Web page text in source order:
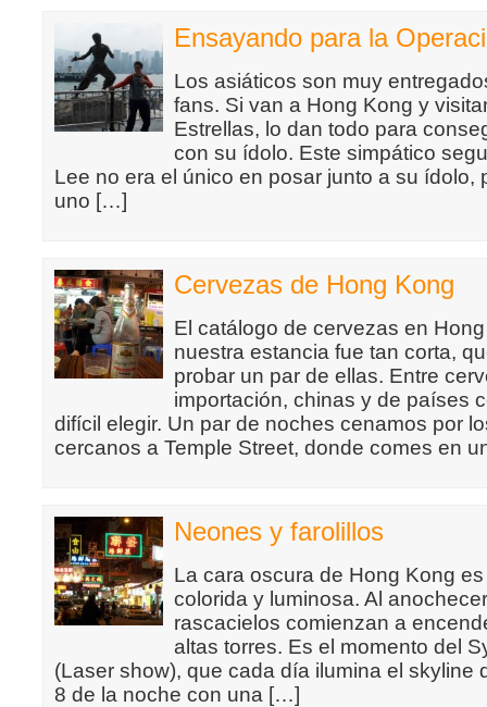
Ensayando para la
Los asiáticos son muy
fans. Si van a Hong Kong y
Estrellas, lo dan todo para
con su ídolo. Este simpático
Lee no era el único en posar junto a su ídolo,
uno […]
Cervezas de Hong Kong
El catálogo de cervezas en
nuestra estancia fue tan corta,
probar un par de ellas. Entre
importación, chinas y de países
difícil elegir. Un par de noches cenamos por
cercanos a Temple Street, donde comes en
Neones y farolillos
La cara oscura de Hong Kong
colorida y luminosa. Al
rascacielos comienzan a
altas torres. Es el momento del
(Laser show), que cada día ilumina el skyline
8 de la noche con una […]